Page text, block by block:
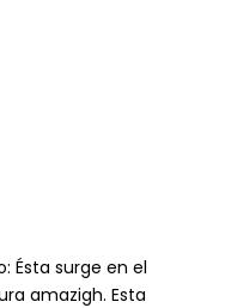
Ésta surge en el
amazigh. Esta